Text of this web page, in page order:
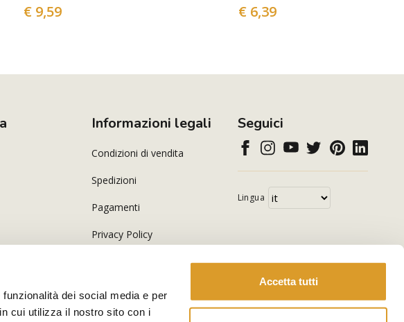
dei social media e per
cui utilizza il nostro sito con i
Accetta tutti
€ 9,59 € 6,39
Informazioni legali
Condizioni di vendita
Spedizioni
Pagamenti
Privacy Policy
Seguici
Lingua